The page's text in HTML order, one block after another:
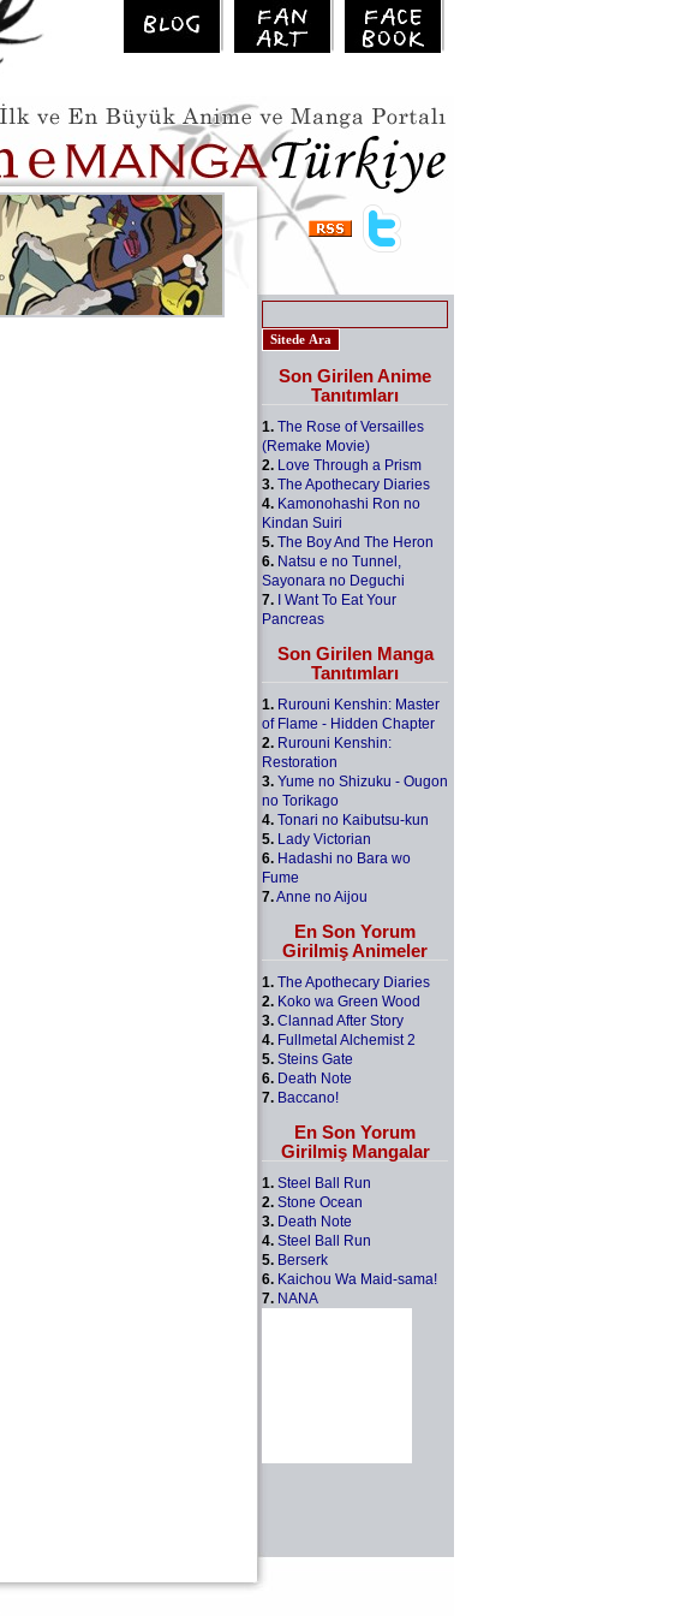
Son Girilen Anime
Tanıtımları
1. The Rose of Versailles
(Remake Movie)
2. Love Through a Prism
3. The Apothecary Diaries
4. Kamonohashi Ron no
Kindan Suiri
5. The Boy And The Heron
6. Natsu e no Tunnel,
Sayonara no Deguchi
7. I Want To Eat Your
Pancreas
Son Girilen Manga
Tanıtımları
1. Rurouni Kenshin: Master
of Flame - Hidden Chapter
2. Rurouni Kenshin:
Restoration
3. Yume no Shizuku - Ougon
no Torikago
4. Tonari no Kaibutsu-kun
5. Lady Victorian
6. Hadashi no Bara wo
Fume
7.Anne no Aijou
En Son Yorum
Girilmiş Animeler
1. The Apothecary Diaries
2. Koko wa Green Wood
3. Clannad After Story
4. Fullmetal Alchemist 2
5. Steins Gate
6. Death Note
7. Baccano!
En Son Yorum
Girilmiş Mangalar
1. Steel Ball Run
2. Stone Ocean
3. Death Note
4. Steel Ball Run
5. Berserk
6. Kaichou Wa Maid-sama!
7. NANA